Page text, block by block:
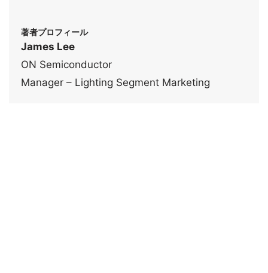
著者プロフィール
James Lee
ON Semiconductor
Manager – Lighting Segment Marketing